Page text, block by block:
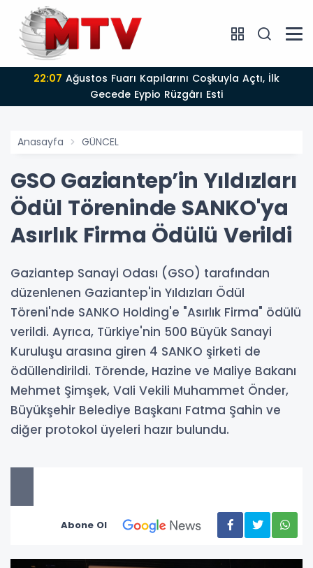
22:07
Gecede Eypio Rüzgârı Esti
Anasayfa GÜNCEL
GSO Gaziantep’in Yıldızları
Ödül Töreninde SANKO'ya
Asırlık Firma Ödülü Verildi
Gaziantep Sanayi Odası (GSO) tarafından
düzenlenen Gaziantep'in Yıldızları Ödül
Töreni'nde SANKO Holding'e "Asırlık Firma" ödülü
verildi. Ayrıca, Türkiye'nin 500 Büyük Sanayi
Kuruluşu arasına giren 4 SANKO şirketi de
ödüllendirildi. Törende, Hazine ve Maliye Bakanı
Mehmet Şimşek, Vali Vekili Muhammet Önder,
Büyükşehir Belediye Başkanı Fatma Şahin ve
diğer protokol üyeleri hazır bulundu.
Abone Ol